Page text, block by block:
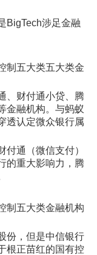
BigTech涉足金融
制五大类五大类金
、财付通小贷、腾
金融机构。与蚂蚁
透认定微众银行属
通（微信支付）
的重大影响力，腾
制五大类金融机构
份，但是中信银行
根正苗红的国有控